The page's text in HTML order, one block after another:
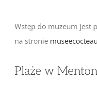
Wstęp do muzeum jest
na stronie
Plaże w Menton